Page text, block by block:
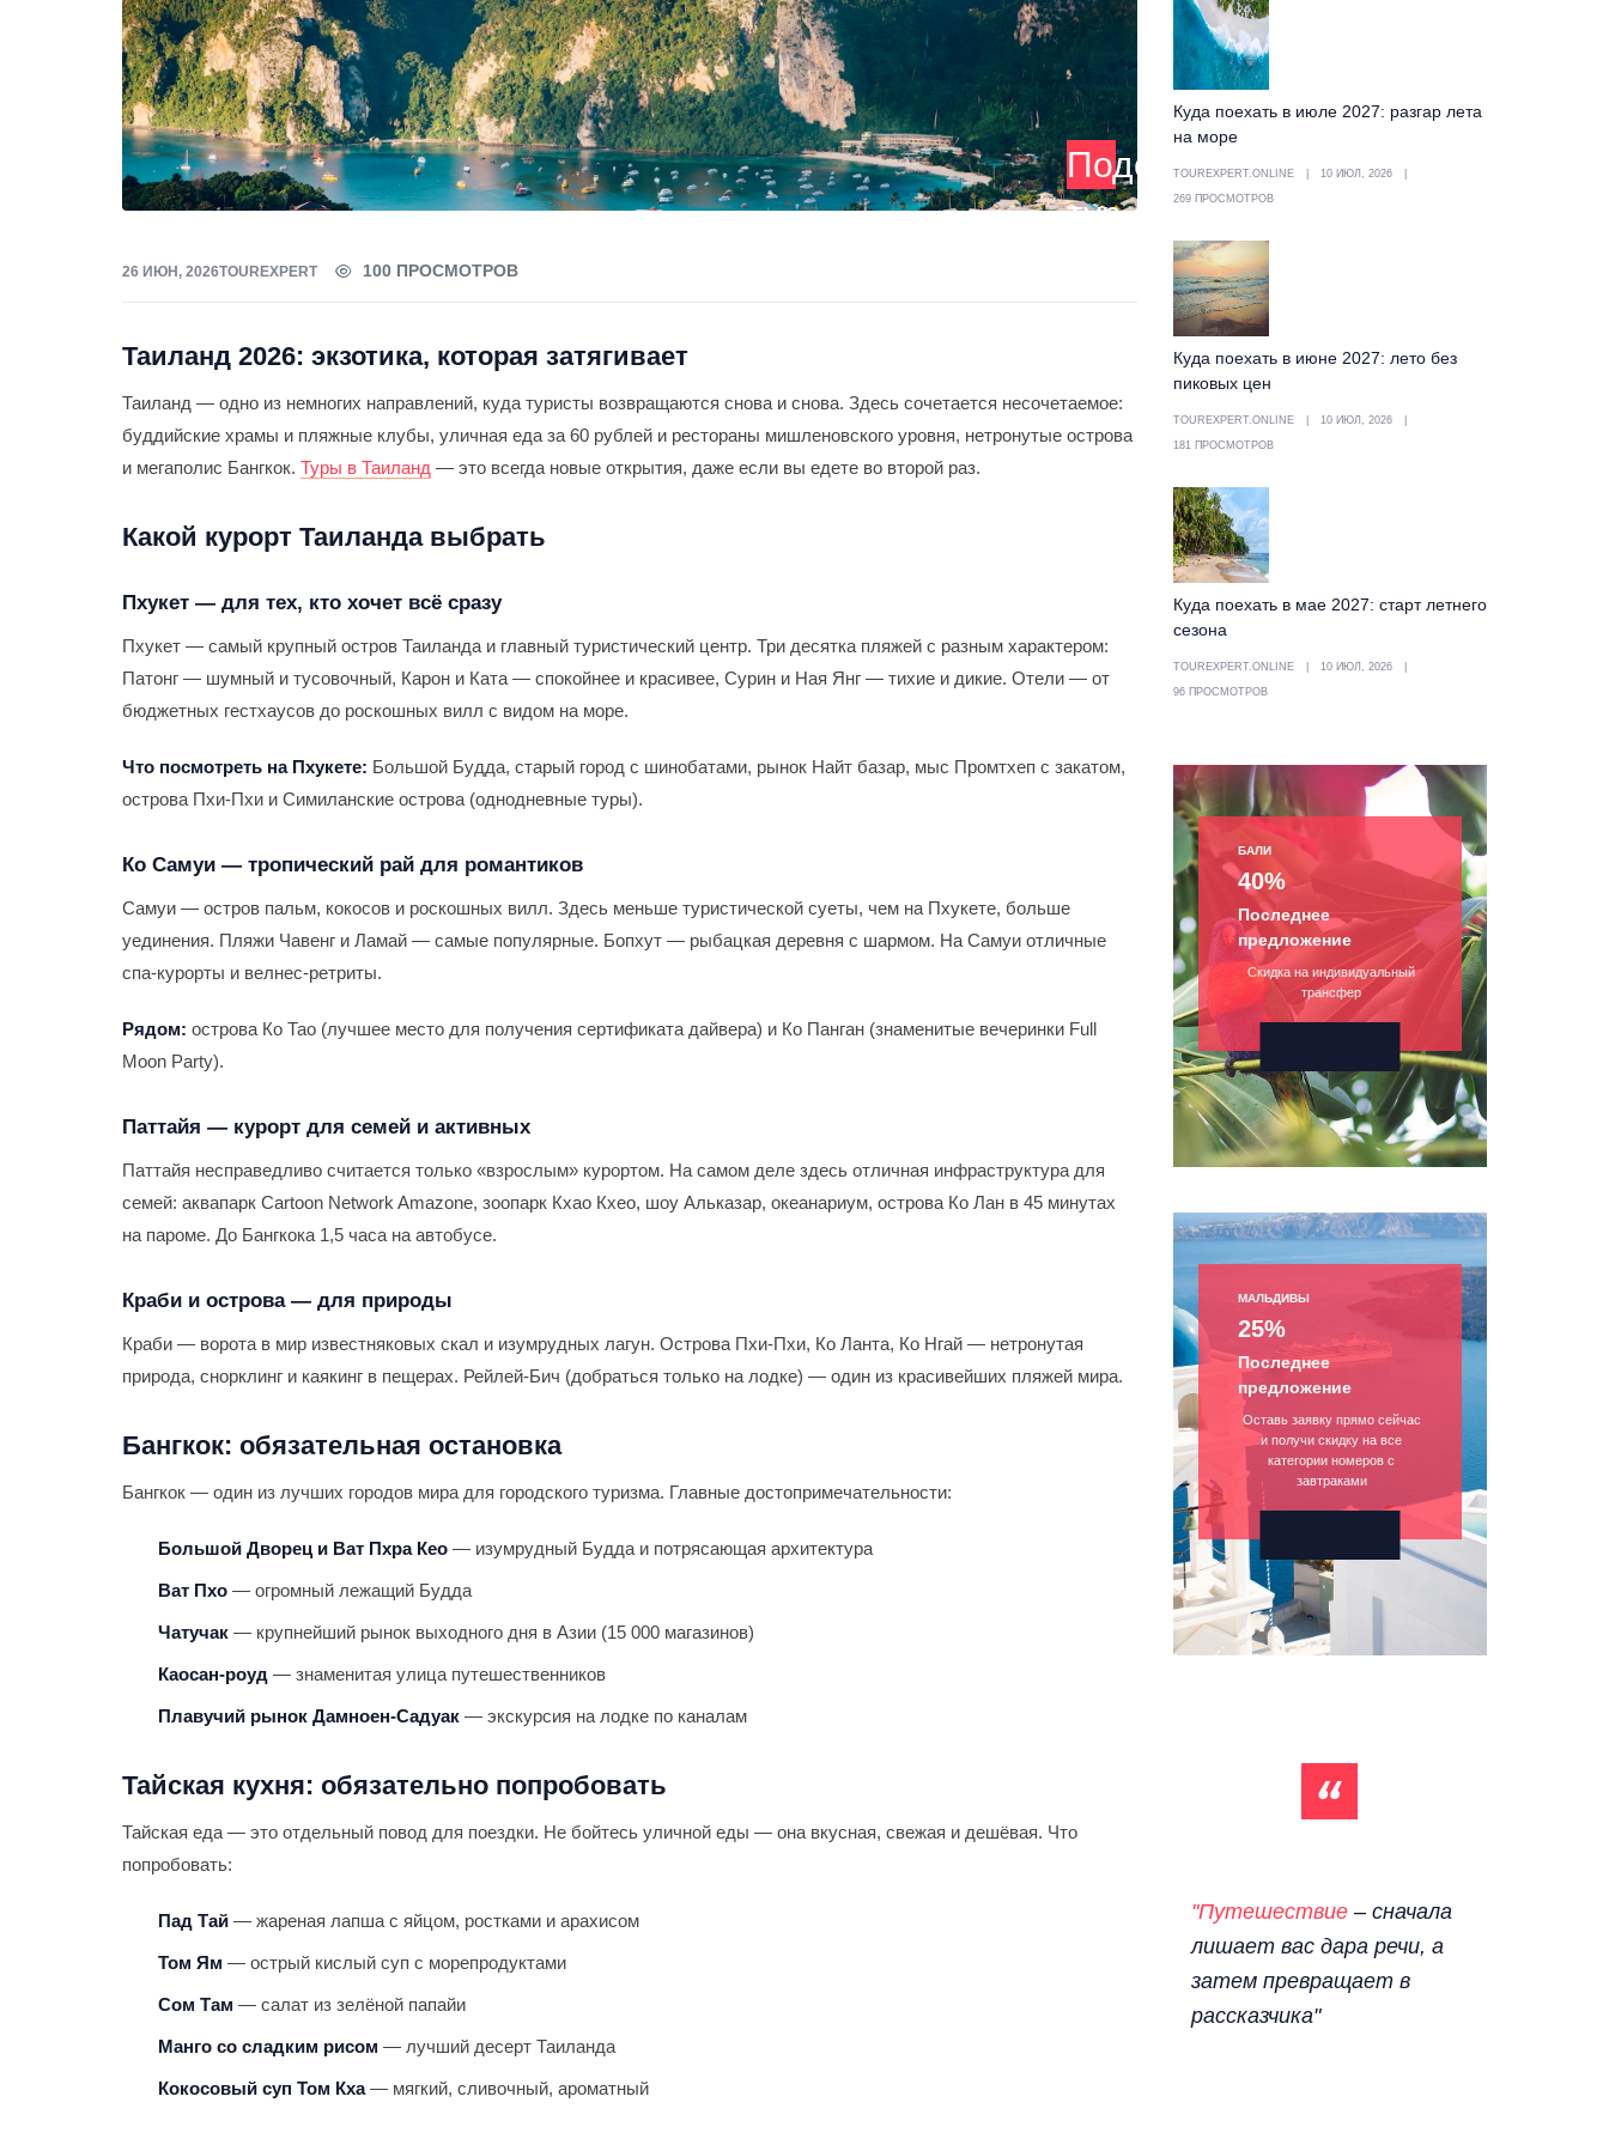
Подобрать
тур
26 ИЮН, 2026TOUREXPERT 100 ПРОСМОТРОВ
Таиланд 2026: экзотика, которая затягивает
Таиланд — одно из немногих направлений, куда туристы возвращаются снова и снова. Здесь сочетается несочетаемое:
буддийские храмы и пляжные клубы, уличная еда за 60 рублей и рестораны мишленовского уровня, нетронутые острова
и мегаполис Бангкок. Туры в Таиланд — это всегда новые открытия, даже если вы едете во второй раз.
Какой курорт Таиланда выбрать
Пхукет — для тех, кто хочет всё сразу
Пхукет — самый крупный остров Таиланда и главный туристический центр. Три десятка пляжей с разным характером:
Патонг — шумный и тусовочный, Карон и Ката — спокойнее и красивее, Сурин и Ная Янг — тихие и дикие. Отели — от
бюджетных гестхаусов до роскошных вилл с видом на море.
Что посмотреть на Пхукете: Большой Будда, старый город с шинобатами, рынок Найт базар, мыс Промтхеп с закатом,
острова Пхи-Пхи и Симиланские острова (однодневные туры).
Ко Самуи — тропический рай для романтиков
Самуи — остров пальм, кокосов и роскошных вилл. Здесь меньше туристической суеты, чем на Пхукете, больше
уединения. Пляжи Чавенг и Ламай — самые популярные. Бопхут — рыбацкая деревня с шармом. На Самуи отличные
спа-курорты и велнес-ретриты.
Рядом: острова Ко Тао (лучшее место для получения сертификата дайвера) и Ко Панган (знаменитые вечеринки Full
Moon Party).
Паттайя — курорт для семей и активных
Паттайя несправедливо считается только «взрослым» курортом. На самом деле здесь отличная инфраструктура для
семей: аквапарк Cartoon Network Amazone, зоопарк Кхао Кхео, шоу Альказар, океанариум, острова Ко Лан в 45 минутах
на пароме. До Бангкока 1,5 часа на автобусе.
Краби и острова — для природы
Краби — ворота в мир известняковых скал и изумрудных лагун. Острова Пхи-Пхи, Ко Ланта, Ко Нгай — нетронутая
природа, снорклинг и каякинг в пещерах. Рейлей-Бич (добраться только на лодке) — один из красивейших пляжей мира.
Бангкок: обязательная остановка
Бангкок — один из лучших городов мира для городского туризма. Главные достопримечательности:
Большой Дворец и Ват Пхра Кео — изумрудный Будда и потрясающая архитектура
Ват Пхо — огромный лежащий Будда
Чатучак — крупнейший рынок выходного дня в Азии (15 000 магазинов)
Каосан-роуд — знаменитая улица путешественников
Плавучий рынок Дамноен-Садуак — экскурсия на лодке по каналам
Тайская кухня: обязательно попробовать
Тайская еда — это отдельный повод для поездки. Не бойтесь уличной еды — она вкусная, свежая и дешёвая. Что
попробовать:
Пад Тай — жареная лапша с яйцом, ростками и арахисом
Том Ям — острый кислый суп с морепродуктами
Сом Там — салат из зелёной папайи
Манго со сладким рисом — лучший десерт Таиланда
Кокосовый суп Том Кха— мягкий, сливочный, ароматный
Куда поехать в июле 2027: разгар лета
на море
TOUREXPERT.ONLINE 10 ИЮЛ, 2026
269 ПРОСМОТРОВ
Куда поехать в июне 2027: лето без
пиковых цен
TOUREXPERT.ONLINE 10 ИЮЛ, 2026
181 ПРОСМОТРОВ
Куда поехать в мае 2027: старт летнего
сезона
TOUREXPERT.ONLINE 10 ИЮЛ, 2026
96 ПРОСМОТРОВ
БАЛИ
40%
Последнее
предложение
Скидка на индивидуальный
трансфер
МАЛЬДИВЫ
25%
Последнее
предложение
Оставь заявку прямо сейчас
и получи скидку на все
категории номеров с
завтраками
"Путешествие– сначала
лишает вас дара речи, а
затем превращает в
рассказчика"